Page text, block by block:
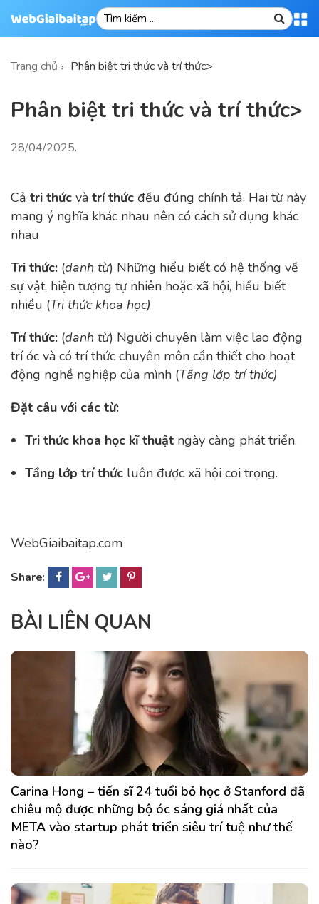
Trang chủ Phân biệt tri thức và trí thức>
Phân biệt tri thức và trí thức>
28/04/2025.
Cả tri thức và trí thức đều đúng chính tả. Hai từ này
mang ý nghĩa khác nhau nên có cách sử dụng khác
nhau
Tri thức: (danh từ) Những hiểu biết có hệ thống về
sự vật, hiện tượng tự nhiên hoặc xã hội, hiểu biết
nhiều (Tri thức khoa học)
Trí thức: (danh từ) Người chuyên làm việc lao động
trí óc và có trí thức chuyên môn cần thiết cho hoạt
động nghề nghiệp của mình (Tầng lớp trí thức)
Đặt câu với các từ:
Tri thức khoa học kĩ thuật ngày càng phát triển.
Tầng lớp trí thức luôn được xã hội coi trọng.
WebGiaibaitap.com
Share:
BÀI LIÊN QUAN
Carina Hong – tiến sĩ 24 tuổi bỏ học ở Stanford đã
chiêu mộ được những bộ óc sáng giá nhất của
META vào startup phát triển siêu trí tuệ như thế
nào?